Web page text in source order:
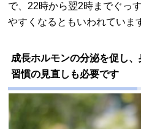
で、22時から翌2時までぐっ
やすくなるともいわれていま
成長ホルモンの分泌を促し
習慣の見直しも必要です